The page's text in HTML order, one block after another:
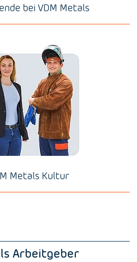
bei VDM Metals
Metals Kultur
Arbeitgeber